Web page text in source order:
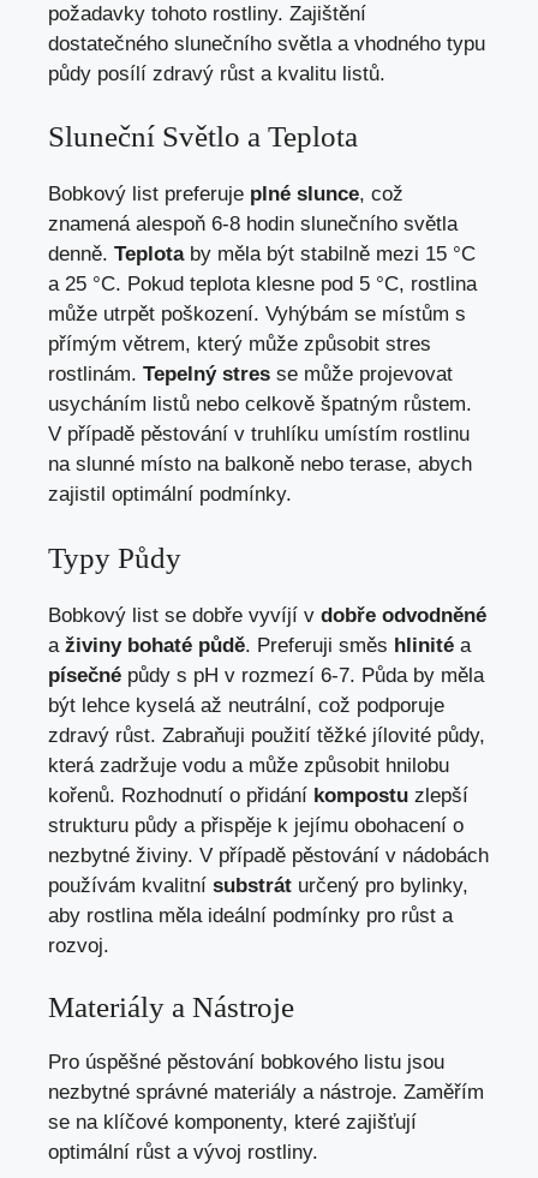
požadavky tohoto rostliny. Zajištění
dostatečného slunečního světla a vhodného typu
půdy posílí zdravý růst a kvalitu listů.
Sluneční Světlo a Teplota
Bobkový list preferuje plné slunce, což
znamená alespoň 6-8 hodin slunečního světla
denně. Teplotaby měla být stabilně mezi 15 °C
a 25 °C. Pokud teplota klesne pod 5 °C, rostlina
může utrpět poškození. Vyhýbám se místům s
přímým větrem, který může způsobit stres
rostlinám. Tepelný stres se může projevovat
usycháním listů nebo celkově špatným růstem.
V případě pěstování v truhlíku umístím rostlinu
na slunné místo na balkoně nebo terase, abych
zajistil optimální podmínky.
Typy Půdy
Bobkový list se dobře vyvíjí v dobře odvodněné
a živiny bohaté půdě. Preferuji směs hlinité a
písečné půdy s pH v rozmezí 6-7. Půda by měla
být lehce kyselá až neutrální, což podporuje
zdravý růst. Zabraňuji použití těžké jílovité půdy,
která zadržuje vodu a může způsobit hnilobu
kořenů. Rozhodnutí o přidání kompostu zlepší
strukturu půdy a přispěje k jejímu obohacení o
nezbytné živiny. V případě pěstování v nádobách
používám kvalitní substrát určený pro bylinky,
aby rostlina měla ideální podmínky pro růst a
rozvoj.
Materiály a Nástroje
Pro úspěšné pěstování bobkového listu jsou
nezbytné správné materiály a nástroje. Zaměřím
se na klíčové komponenty, které zajišťují
optimální růst a vývoj rostliny.